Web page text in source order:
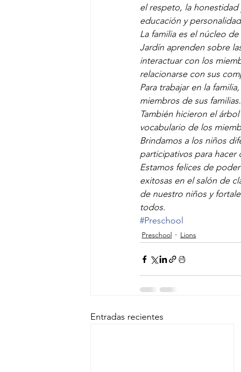
el respeto, la honestidad
educación y
La familia es el núcleo
Jardín aprenden sobre
interactuar con los
relacionarse con sus
Para trabajar en la
miembros de sus
También hicieron el
vocabulario de los
Brindamos a los niños
participativos para hacer
Estamos felices de
exitosas en el salón de
de nuestro niños y
todos.
#Preschool
Preschool Lions
Entradas recientes